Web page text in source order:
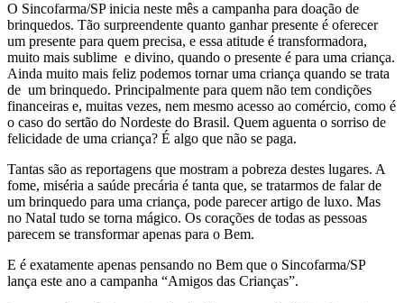
O Sincofarma/SP inicia neste mês a campanha para doação de
brinquedos. Tão surpreendente quanto ganhar presente é oferecer
um presente para quem precisa, e essa atitude é transformadora,
muito mais sublime e divino, quando o presente é para uma criança.
Ainda muito mais feliz podemos tornar uma criança quando se trata
de um brinquedo. Principalmente para quem não tem condições
financeiras e, muitas vezes, nem mesmo acesso ao comércio, como é
o caso do sertão do Nordeste do Brasil. Quem aguenta o sorriso de
felicidade de uma criança? É algo que não se paga.
Tantas são as reportagens que mostram a pobreza destes lugares. A
fome, miséria a saúde precária é tanta que, se tratarmos de falar de
um brinquedo para uma criança, pode parecer artigo de luxo. Mas
no Natal tudo se torna mágico. Os corações de todas as pessoas
parecem se transformar apenas para o Bem.
E é exatamente apenas pensando no Bem que o Sincofarma/SP
lança este ano a campanha “Amigos das Crianças”.